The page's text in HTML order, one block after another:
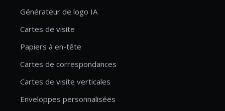
Générateur de logo IA
Cartes de visite
Papiers à en-tête
Cartes de correspondances
Cartes de visite verticales
Enveloppes personnalisées